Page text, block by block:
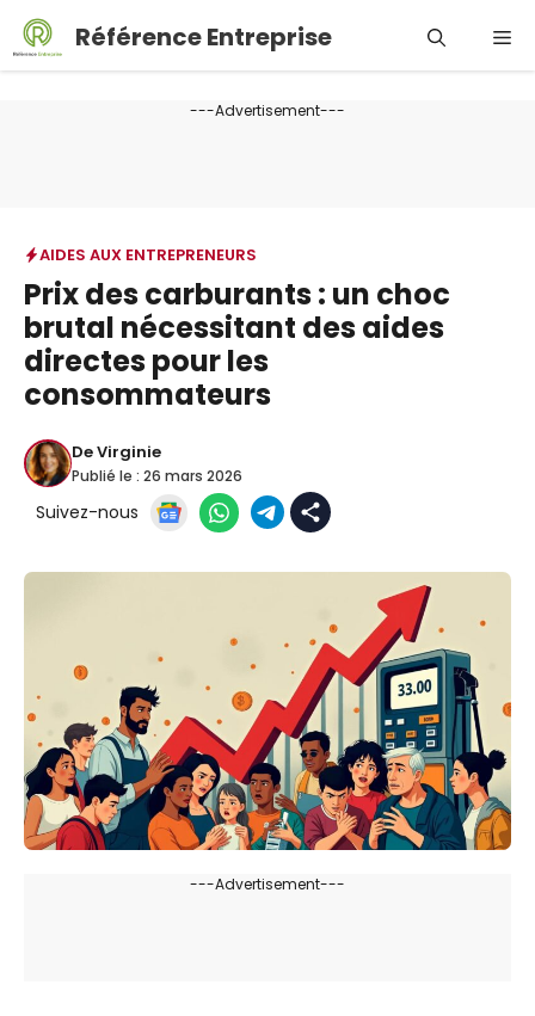
Aller
contenu
Référence Entreprise
---Advertisement---
AIDES AUX ENTREPRENEURS
Prix des carburants : un choc
brutal nécessitant des aides
directes pour les
consommateurs
DeVirginie
Publié le : 26 mars 2026
Suivez-nous
---Advertisement---